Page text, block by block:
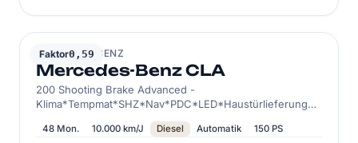
Faktor0,59
MERCEDES-BENZ
Mercedes-Benz CLA
200 Shooting Brake Advanced -
Klima*Tempmat*SHZ*Nav*PDC*LED*Haustürlieferung
48 Mon. 10.000 km/J Diesel Automatik 150 PS